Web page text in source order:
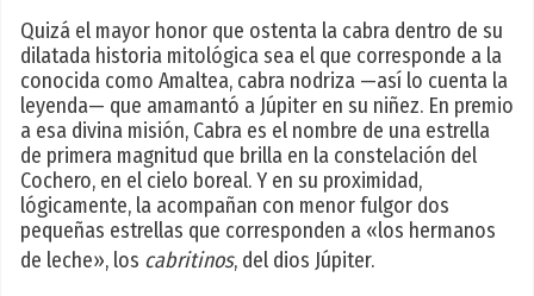
Quizá el mayor honor que ostenta la cabra dentro de su
dilatada historia mitológica sea el que corresponde a la
conocida como Amaltea, cabra nodriza —así lo cuenta la
leyenda— que amamantó a Júpiter en su niñez. En premio
a esa divina misión, Cabra es el nombre de una estrella
de primera magnitud que brilla en la constelación del
Cochero, en el cielo boreal. Y en su proximidad,
lógicamente, la acompañan con menor fulgor dos
pequeñas estrellas que corresponden a «los hermanos
de leche», los cabritinos, del dios Júpiter.